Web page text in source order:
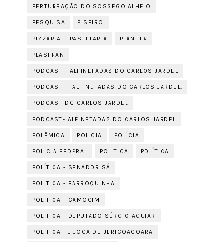
PERTURBAÇÃO DO SOSSEGO ALHEIO
PESQUISA PISEIRO
PIZZARIA E PASTELARIA PLANETA
PLASFRAN
PODCAST - ALFINETADAS DO CARLOS JARDEL
PODCAST — ALFINETADAS DO CARLOS JARDEL.
PODCAST DO CARLOS JARDEL
PODCAST- ALFINETADAS DO CARLOS JARDEL
POLÊMICA POLICIA POLÍCIA
POLICIA FEDERAL POLITICA POLÍTICA
POLÍTICA - SENADOR SÁ
POLITICA - BARROQUINHA
POLITICA - CAMOCIM
POLITICA - DEPUTADO SÉRGIO AGUIAR
POLITICA - JIJOCA DE JERICOACOARA